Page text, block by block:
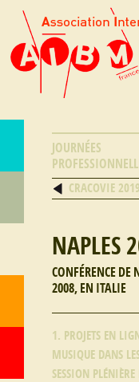
JOURNÉES
CRACOVIE 2019
NAPLES
CONFÉRENCE DE
2008, EN ITALIE
1. PROJETS EN
MUSIQUE DANS
SESSION